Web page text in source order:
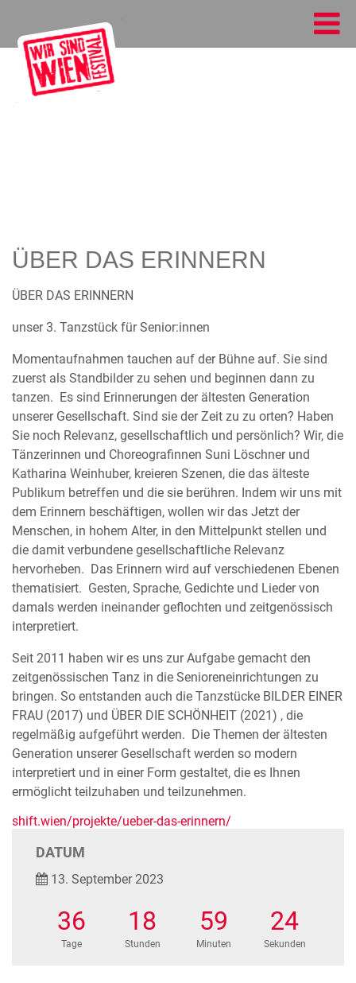
ÜBER DAS ERINNERN
ÜBER DAS ERINNERN
unser 3. Tanzstück für Senior:innen
Momentaufnahmen tauchen auf der Bühne auf. Sie sind
zuerst als Standbilder zu sehen und beginnen dann zu
tanzen. Es sind Erinnerungen der ältesten Generation
unserer Gesellschaft. Sind sie der Zeit zu zu orten? Haben
Sie noch Relevanz, gesellschaftlich und persönlich? Wir, die
Tänzerinnen und Choreografinnen Suni Löschner und
Katharina Weinhuber, kreieren Szenen, die das älteste
Publikum betreffen und die sie berühren. Indem wir uns mit
dem Erinnern beschäftigen, wollen wir das Jetzt der
Menschen, in hohem Alter, in den Mittelpunkt stellen und
die damit verbundene gesellschaftliche Relevanz
hervorheben. Das Erinnern wird auf verschiedenen Ebenen
thematisiert. Gesten, Sprache, Gedichte und Lieder von
damals werden ineinander geflochten und zeitgenössisch
interpretiert.
Seit 2011 haben wir es uns zur Aufgabe gemacht den
zeitgenössischen Tanz in die Senioreneinrichtungen zu
bringen. So entstanden auch die Tanzstücke BILDER EINER
FRAU (2017) und ÜBER DIE SCHÖNHEIT (2021) , die
regelmäßig aufgeführt werden. Die Themen der ältesten
Generation unserer Gesellschaft werden so modern
interpretiert und in einer Form gestaltet, die es Ihnen
ermöglicht teilzuhaben und teilzunehmen.
shift.wien/projekte/ueber-das-erinnern/
DATUM
13. September 2023
36
Tage
18
Stunden
59
Minuten
24
Sekunden